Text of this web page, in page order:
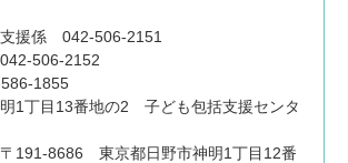
支援係 042-506-2151
506-2152
1855
1丁目13番地の2 子ども包括支援センタ
〒191-8686 東京都日野市神明1丁目12番